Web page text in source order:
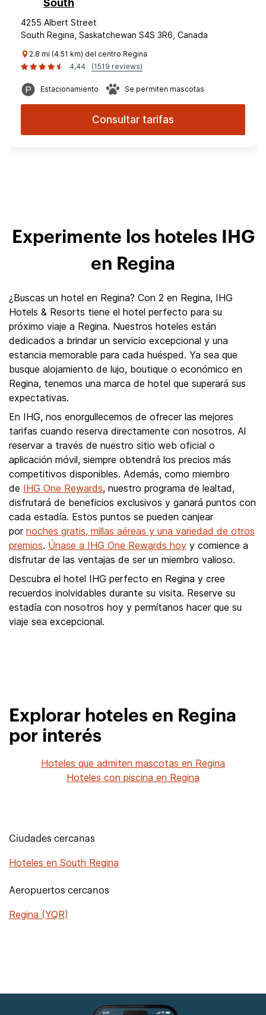
South
4255 Albert Street
South Regina, Saskatchewan S4S 3R6, Canada
2.8 mi (4.51 km) del centro Regina
4,44
(1519 reviews)
Estacionamiento Se permiten mascotas
Consultar tarifas
Experimente los hoteles IHG
en Regina
¿Buscas un hotel en Regina? Con 2 en Regina, IHG
Hotels & Resorts tiene el hotel perfecto para su
próximo viaje a Regina. Nuestros hoteles están
dedicados a brindar un servicio excepcional y una
estancia memorable para cada huésped. Ya sea que
busque alojamiento de lujo, boutique o económico en
Regina, tenemos una marca de hotel que superará sus
expectativas.
En IHG, nos enorgullecemos de ofrecer las mejores
tarifas cuando reserva directamente con nosotros. Al
reservar a través de nuestro sitio web oficial o
aplicación móvil, siempre obtendrá los precios más
competitivos disponibles. Además, como miembro
de IHG One Rewards, nuestro programa de lealtad,
disfrutará de beneficios exclusivos y ganará puntos con
cada estadía. Estos puntos se pueden canjear
por noches gratis, millas aéreas y una variedad de otros
premios. Únase a IHG One Rewards hoy y comience a
disfrutar de las ventajas de ser un miembro valioso.
Descubra el hotel IHG perfecto en Regina y cree
recuerdos inolvidables durante su visita. Reserve su
estadía con nosotros hoy y permítanos hacer que su
viaje sea excepcional.
Explorar hoteles en Regina
por interés
Hoteles que admiten mascotas en Regina
Hoteles con piscina en Regina
Ciudades cercanas
Hoteles en South Regina
Aeropuertos cercanos
Regina (YQR)